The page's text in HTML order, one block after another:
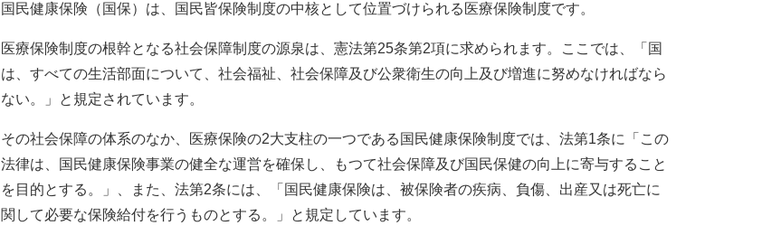
国民健康保険（国保）は、国民皆保険制度の中核として位置づけられる医療保険制度です。
医療保険制度の根幹となる社会保障制度の源泉は、憲法第25条第2項に求められます。ここでは、「国
は、すべての生活部面について、社会福祉、社会保障及び公衆衛生の向上及び増進に努めなければなら
ない。」と規定されています。
その社会保障の体系のなか、医療保険の2大支柱の一つである国民健康保険制度では、法第1条に「この
法律は、国民健康保険事業の健全な運営を確保し、もつて社会保障及び国民保健の向上に寄与すること
を目的とする。」、また、法第2条には、「国民健康保険は、被保険者の疾病、負傷、出産又は死亡に
関して必要な保険給付を行うものとする。」と規定しています。